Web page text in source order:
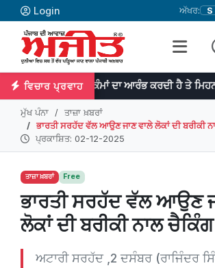
Login ਅੱਖਰ: S
ਵਿਚਾਰ ਪ੍ਰਵਾਹ
ਮਹਾਨ ਕੰਮਾਂ ਦਾ ਆਰੰਭ ਕਰਦੀ ਹੈ ਤੇ ਮਿਹਨਤ ਉਨ੍ਹਾਂ ਨੂੰ
ਮੁੱਖ ਪੰਨਾ
ਤਾਜ਼ਾ ਖ਼ਬਰਾਂ
ਭਾਰਤੀ ਸਰਹੱਦ ਵੱਲ ਆਉਣ ਜਾਣ ਵਾਲੇ ਲੋਕਾਂ ਦੀ ਬਰੀਕੀ
ਪ੍ਰਕਾਸ਼ਿਤ: 02-12-2025
ਤਾਜ਼ਾ ਖ਼ਬਰਾਂ Free
ਭਾਰਤੀ ਸਰਹੱਦ ਵੱਲ ਆਉਣ
ਲੋਕਾਂ ਦੀ ਬਰੀਕੀ ਨਾਲ ਚੈਕਿੰਗ
ਅਟਾਰੀ ਸਰਹੱਦ ,2 ਦਸੰਬਰ (ਰਾਜਿੰਦਰ